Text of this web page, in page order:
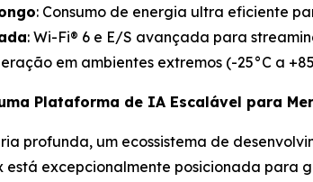
: Consumo de energia ultra eficiente
: Wi-Fi® 6 e E/S avançada para
em ambientes extremos (-25°C a
Plataforma de IA Escalável para
profunda, um ecossistema de
está excepcionalmente posicionada